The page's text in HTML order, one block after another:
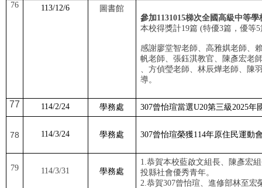
76
113/12/6
圖書館
參加1131015梯次全國高級中等學
本校得獎計19篇 (特優3篇，優等5
感謝廖堂智老師、高雅娸老師、
帆老師、張鈺淇教官、陳彥宏老
、方偵瑩老師、林辰燁老師、陳
導。
77 114/2/24 學務處 307曾怡瑄當選U20第三級2025年
78 114/3/24 學務處 307曾怡瑄榮獲114年原住民運動
79 114/3/31 學務處
1.恭賀本校藍啟文組長、陳彥宏
投縣社會優秀青年。
2.恭賀307曾怡瑄、進修部林至宏